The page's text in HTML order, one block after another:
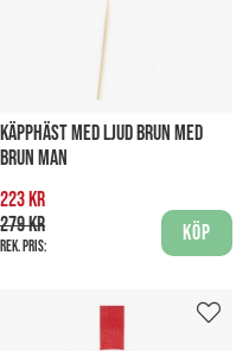
KÄPPHÄST MED LJUD BRUN MED
BRUN MAN
223 kr
279 kr
Rek. pris:
Köp